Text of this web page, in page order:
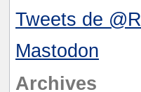
Tweets de
Mastodon
Archives